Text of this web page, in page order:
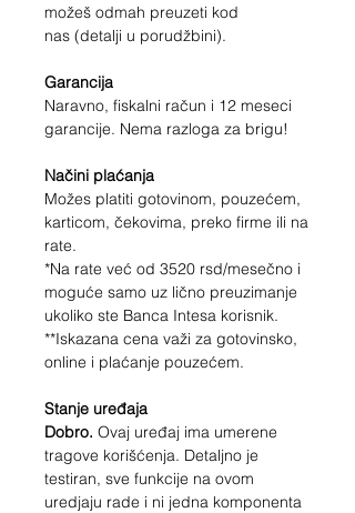
možeš odmah preuzeti kod
nas (detalji u porudžbini).
Garancija
Naravno, fiskalni račun i 12 meseci
garancije. Nema razloga za brigu!
Načini plaćanja
Možes platiti gotovinom, pouzećem,
karticom, čekovima, preko firme ili na
rate.
*Na rate već od 3520 rsd/mesečno i
moguće samo uz lično preuzimanje
ukoliko ste Banca Intesa korisnik.
**Iskazana cena važi za gotovinsko,
online i plaćanje pouzećem.
Stanje uređaja
Dobro. Ovaj uređaj ima umerene
tragove korišćenja. Detaljno je
testiran, sve funkcije na ovom
uredjaju rade i ni jedna komponenta